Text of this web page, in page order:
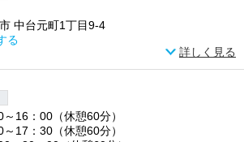
中台元町1丁目9-4
る
詳しく見る
16：00（休憩60分）
17：30（休憩60分）